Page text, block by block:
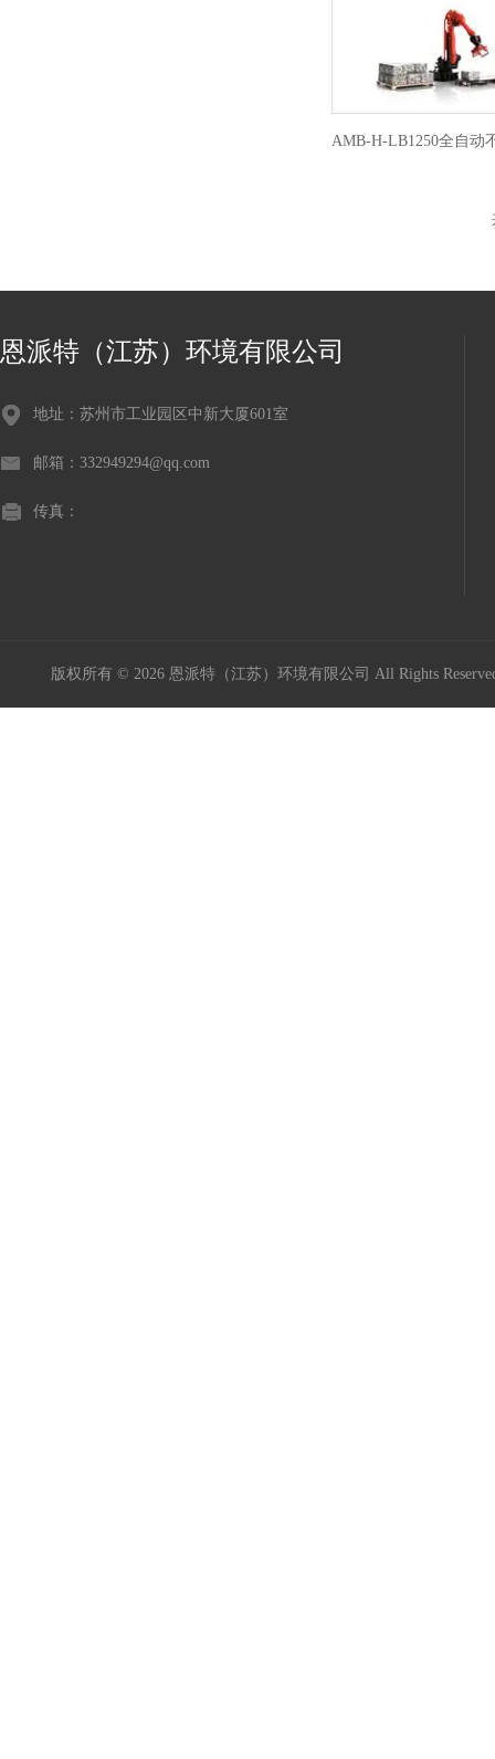
恩派特（江苏）环境有限公司
地址：苏州市工业园区中新大厦601室
邮箱：332949294@qq.com
传真：
版权所有 © 2026 恩派特（江苏）环境有限公司 All Rights